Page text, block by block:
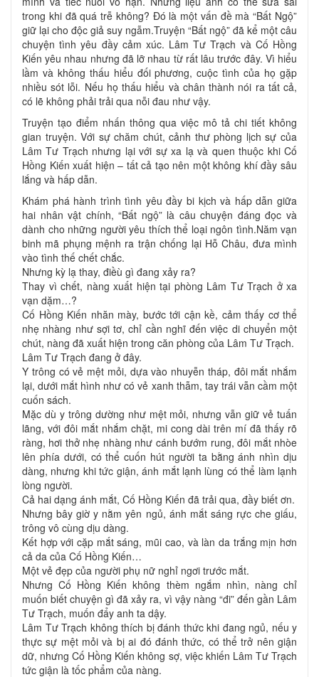
trong khi đã quá trễ không? Đó là một vấn đề mà “Bất Ngộ”
giữ lại cho độc giả suy ngẫm.Truyện “Bất ngộ” đã kể một câu
chuyện tình yêu đầy cảm xúc. Lâm Tư Trạch và Cố Hồng
Kiến yêu nhau nhưng đã lỡ nhau từ rất lâu trước đây. Vì hiểu
lầm và không thấu hiểu đối phương, cuộc tình của họ gặp
nhiều sót lỗi. Nếu họ thấu hiểu và chân thành nói ra tất cả,
có lẽ không phải trải qua nỗi đau như vậy.
Truyện tạo điểm nhấn thông qua việc mô tả chi tiết không
gian truyện. Với sự chăm chút, cảnh thư phòng lịch sự của
Lâm Tư Trạch nhưng lại với sự xa lạ và quen thuộc khi Cố
Hồng Kiến xuất hiện – tất cả tạo nên một không khí đầy sâu
lắng và hấp dẫn.
Khám phá hành trình tình yêu đầy bi kịch và hấp dẫn giữa
hai nhân vật chính, “Bất ngộ” là câu chuyện đáng đọc và
dành cho những người yêu thích thể loại ngôn tình.Năm vạn
binh mã phụng mệnh ra trận chống lại Hỗ Châu, đưa mình
vào tình thế chết chắc.
Nhưng kỳ lạ thay, điềù gì đang xảy ra?
Thay vì chết, nàng xuất hiện tại phòng Lâm Tư Trạch ở xa
vạn dặm…?
Cố Hồng Kiến nhăn mày, bước tới cận kề, cảm thấy cơ thể
nhẹ nhàng như sợi tơ, chỉ cần nghĩ đến việc di chuyển một
chút, nàng đã xuất hiện trong căn phòng của Lâm Tư Trạch.
Lâm Tư Trạch đang ở đây.
Y trông có vẻ mệt mỏi, dựa vào nhuyễn tháp, đôi mắt nhắm
lại, dưới mắt hình như có vẻ xanh thẫm, tay trái vẫn cầm một
cuốn sách.
Mặc dù y trông dường như mệt mỏi, nhưng vẫn giữ vẻ tuấn
lãng, với đôi mắt nhắm chặt, mi cong dài trên mí đã thấy rõ
ràng, hơi thở nhẹ nhàng như cánh bướm rung, đôi mắt nhòe
lên phía dưới, có thể cuốn hút người ta bằng ánh nhìn dịu
dàng, nhưng khi tức giận, ánh mắt lạnh lùng có thể làm lạnh
lòng người.
Cả hai dạng ánh mắt, Cố Hồng Kiến đã trải qua, đầy biết ơn.
Nhưng bây giờ y nằm yên ngủ, ánh mắt sáng rực che giấu,
trông vô cùng dịu dàng.
Kết hợp với cặp mắt sáng, mũi cao, và làn da trắng mịn hơn
cả da của Cố Hồng Kiến…
Một vẻ đẹp của người phụ nữ nghỉ ngơi trước mắt.
Nhưng Cố Hồng Kiến không thèm ngắm nhìn, nàng chỉ
muốn biết chuyện gì đã xảy ra, vì vậy nàng “đi” đến gần Lâm
Tư Trạch, muốn đẩy anh ta dậy.
Lâm Tư Trạch không thích bị đánh thức khi đang ngủ, nếu y
thực sự mệt mỏi và bị ai đó đánh thức, có thể trở nên giận
dữ, nhưng Cố Hồng Kiến không sợ, việc khiến Lâm Tư Trạch
tức giận là tốc phẩm của nàng.